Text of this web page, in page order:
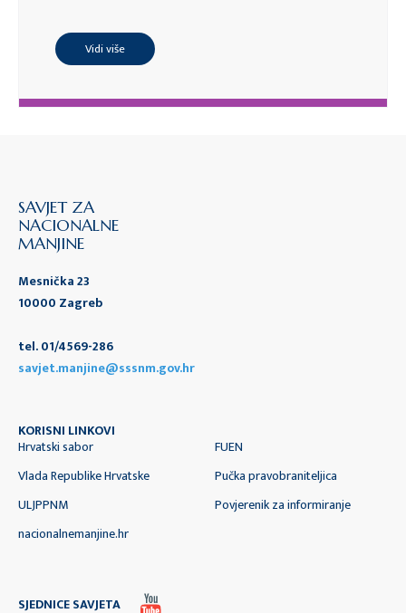
Vidi više
SAVJET ZA
NACIONALNE
MANJINE
Mesnička 23
10000 Zagreb
tel. 01/4569-286
savjet.manjine@sssnm.gov.hr
KORISNI LINKOVI
Hrvatski sabor
Vlada Republike Hrvatske
ULJPPNM
nacionalnemanjine.hr
FUEN
Pučka pravobraniteljica
Povjerenik za informiranje
SJEDNICE SAVJETA